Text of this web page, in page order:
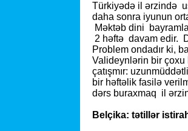
Türkiyədə il ərzində
daha sonra iyunun
Məktəb dini
2 həftə davam edir.
Problem ondadır ki,
Valideynlərin bir
çatışmır:
bir həftəlik fasilə
dərs buraxmaq il
Belçika: tətillər